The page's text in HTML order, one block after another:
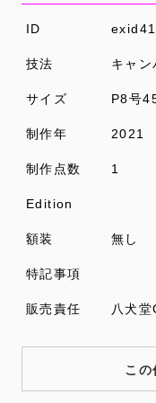
ID
技法 キャン
サイズ P8号
制作年 2021
制作点数 1
Edition
額装 無し
特記事項
販売責任 八犬
この